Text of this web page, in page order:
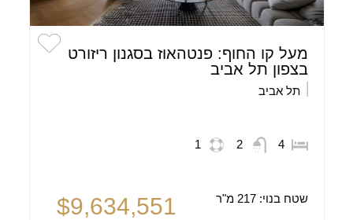
מעל קו החוף: פנטהאוז בסגנון ריזורט
בצפון תל אביב
תל אביב
4
2
1
שטח בנוי:217 מ"ר $9,634,551